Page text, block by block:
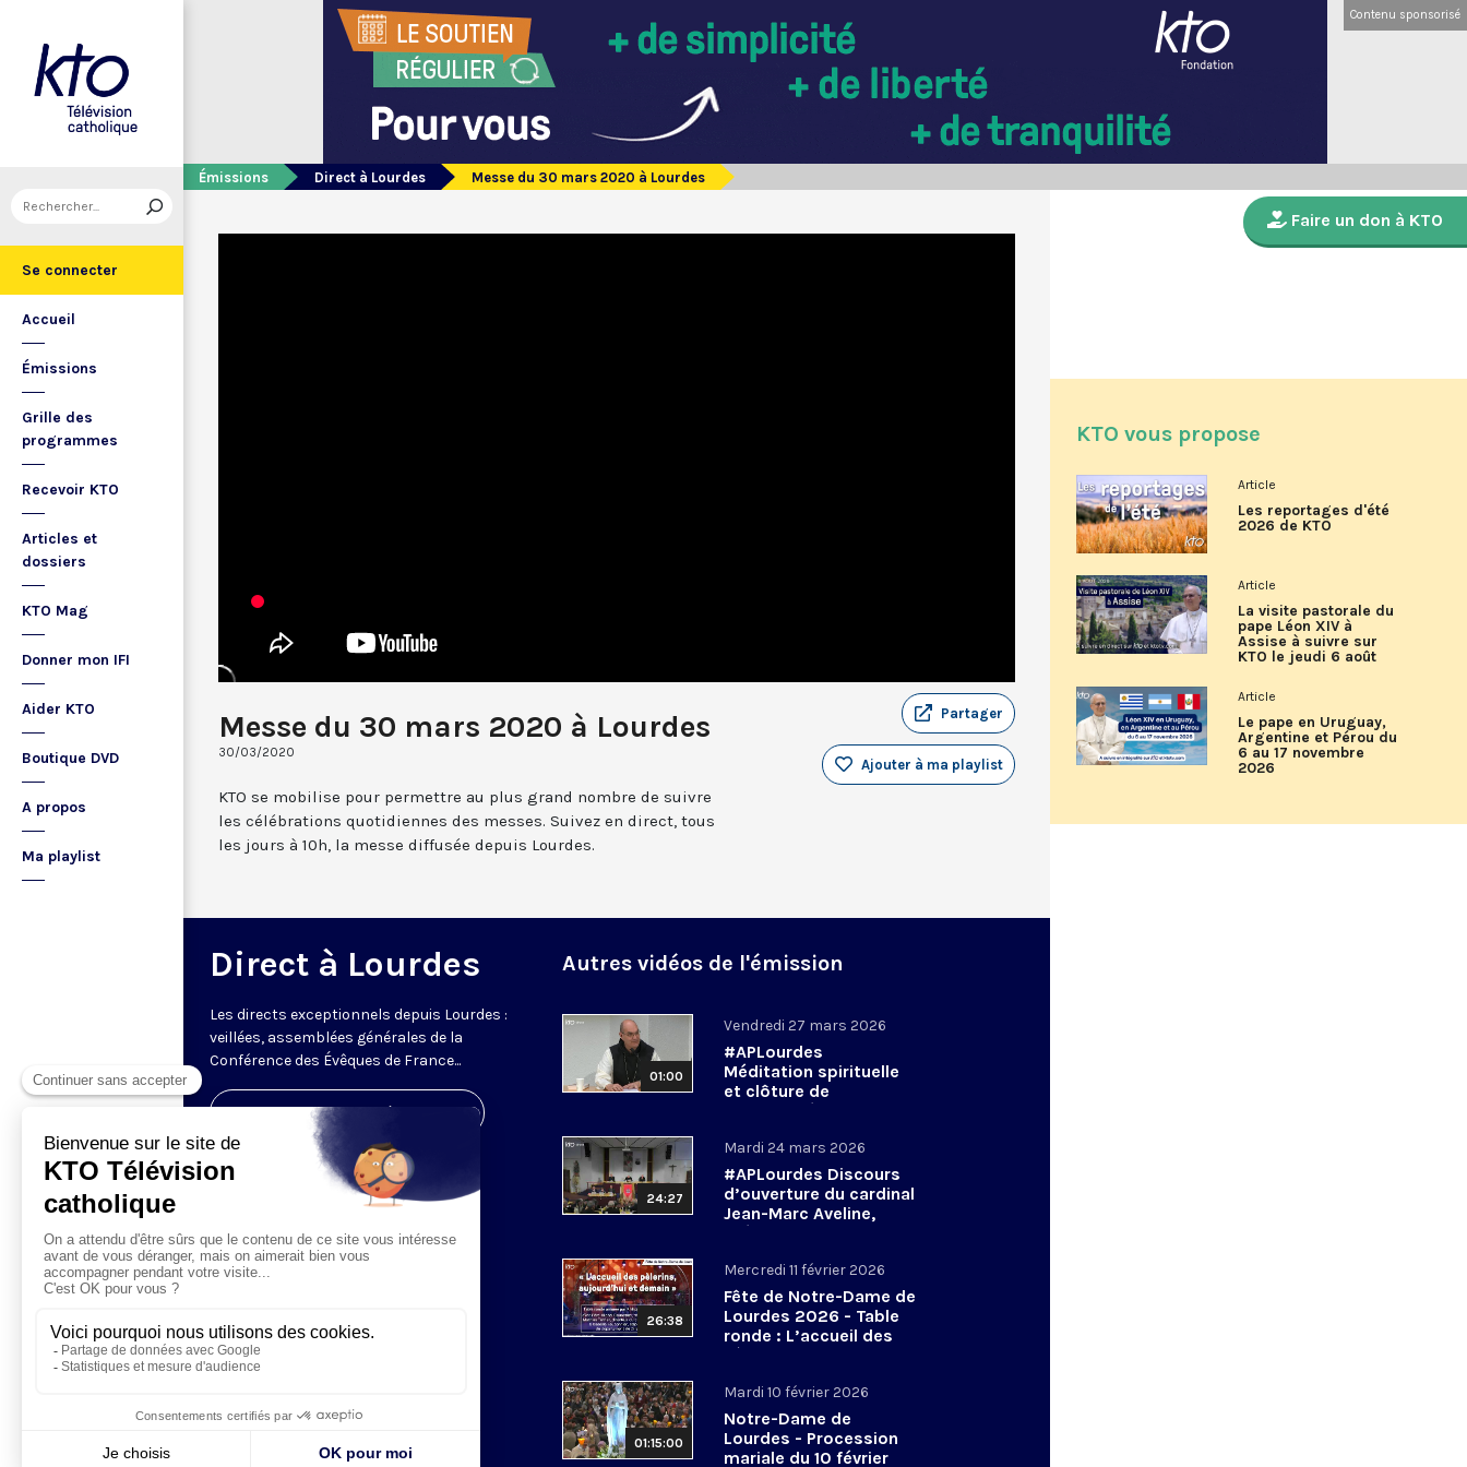
Se connecter
Accueil
Émissions
Grille des
programmes
Recevoir KTO
Articles et
dossiers
KTO Mag
Donner mon IFI
Aider KTO
Boutique DVD
A propos
Ma playlist
Contenu sponsorisé
Émissions Direct à Lourdes Messe du 30 mars 2020 à Lourdes
Messe du 30 mars 2020 à Lourdes
30/03/2020
Partager
Ajouter à ma playlist
KTO se mobilise pour permettre au plus grand nombre de suivre
les célébrations quotidiennes des messes. Suivez en direct, tous
les jours à 10h, la messe diffusée depuis Lourdes.
Direct à Lourdes
Les directs exceptionnels depuis Lourdes :
veillées, assemblées générales de la
Conférence des Évêques de France...
Visiter la page de l'émission
Autres vidéos de l'émission
01:00
Vendredi 27 mars 2026
#APLourdes
Méditation spirituelle
et clôture de
l’Assemblée des
mars 2026
24:27
Mardi 24 mars 2026
#APLourdes Discours
d’ouverture du cardinal
Jean-Marc Aveline,
président de la CEF -
26:38
Mercredi 11 février 2026
Fête de Notre-Dame de
Lourdes 2026 - Table
ronde : L’accueil des
pèlerins, aujourd’hui et
01:15:00
Mardi 10 février 2026
Notre-Dame de
Lourdes - Procession
mariale du 10 février
Faire un don à KTO
KTO vous propose
Article
Les reportages d'été
2026 de KTO
Article
La visite pastorale du
pape Léon XIV à
Assise à suivre sur
KTO le jeudi 6 août
Article
Le pape en Uruguay,
Argentine et Pérou du
6 au 17 novembre
2026